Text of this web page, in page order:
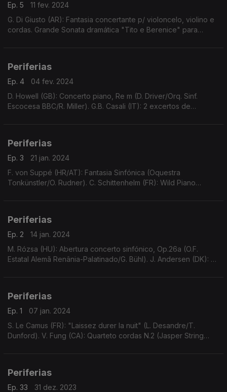
Ep. 5
11 fev. 2024
G. Di Giusto (AR): Fantasia concertante p/ violoncelo, violino e
cordas. Grande Sonata dramática "Tito e Berenice" para
Periferias
Ep. 4
04 fev. 2024
D. Howell (GB): Concerto piano, Re m (D. Driver/Orq. Sinf.
Escocesa BBC/R. Miller). G.B. Casali (IT): 2 excertos de
Periferias
Ep. 3
21 jan. 2024
F. von Suppé (HR/AT): Fantasia Sinfónica (Oquestra
Tonkünstler/O. Rudner). C. Schittenhelm (FR): Wild Piano
Periferias
Ep. 2
14 jan. 2024
M. Rózsa (HU): Abertura concerto sinfónico, Op.26a (O.F.
Estatal Alemã Renânia-Palatinado/G. Bühl). J. Andersen (DK): 6
Periferias
Ep. 1
07 jan. 2024
S. Le Camus (FR): "Laissez durer la nuit" (L. Desandre/T.
Dunford). V. Fung (CA): Quarteto cordas N.2 (Jasper String
Periferias
Ep. 33
31 dez. 2023